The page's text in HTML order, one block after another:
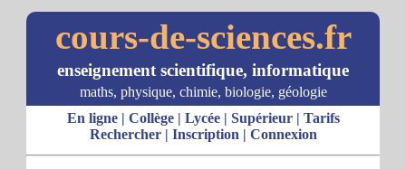
cours-de-sciences.fr
enseignement scientifique, informatique
maths, physique, chimie, biologie, géologie
En ligne| Collège| Lycée| Supérieur| Tarifs
Rechercher| Inscription | Connexion